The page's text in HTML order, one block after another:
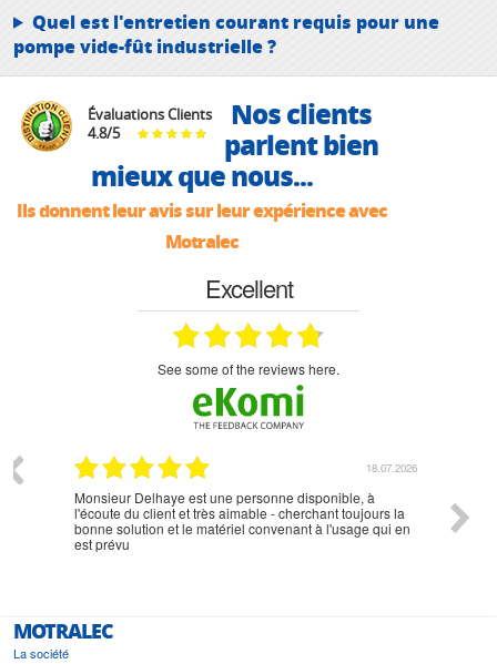
Quel est l'entretien courant requis pour une
pompe vide-fût industrielle ?
Évaluations Clients
4.8/5
Nos clients
parlent bien
mieux que nous...
Ils donnent leur avis sur leur expérience avec
Motralec
Excellent
see some of the reviews here.
18.07.2026
Monsieur Delhaye est une personne disponible, à
l'écoute du client et très aimable - cherchant toujours la
bonne solution et le matériel convenant à l'usage qui en
est prévu
MOTRALEC
La société